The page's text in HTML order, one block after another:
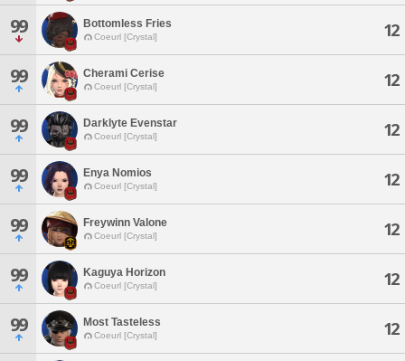
99 Bottomless Fries
Coeurl [Crystal] 12
99 Cherami Cerise
Coeurl [Crystal] 12
99 Darklyte Evenstar
Coeurl [Crystal] 12
99 Enya Nomios
Coeurl [Crystal] 12
99 Freywinn Valone
Coeurl [Crystal] 12
99 Kaguya Horizon
Coeurl [Crystal] 12
99 Most Tasteless
Coeurl [Crystal] 12